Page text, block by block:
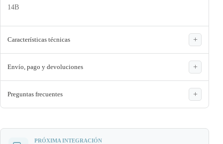
14B
Características técnicas
Envío, pago y devoluciones
Preguntas frecuentes
PRÓXIMA INTEGRACIÓN